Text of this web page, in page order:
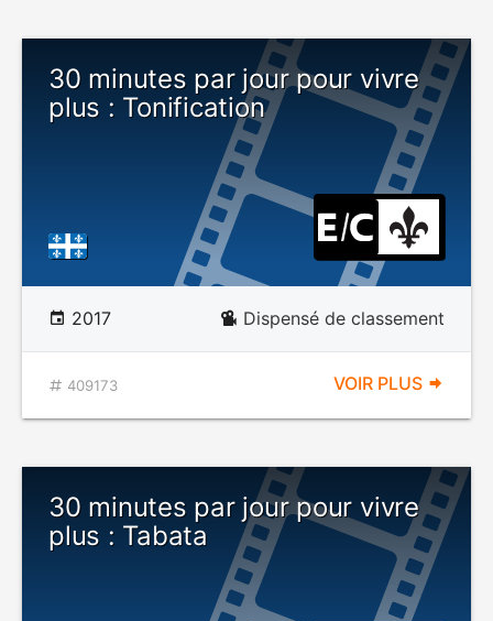
30 minutes par jour pour vivre
plus : Tonification
2017 Dispensé de classement
409173 VOIR PLUS
30 minutes par jour pour vivre
plus : Tabata